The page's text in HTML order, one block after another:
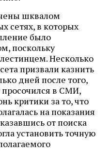
шквалом
сетях, в которых
было
поскольку
Несколько
призвали казнить
дней после того,
просочился в СМИ,
критики за то, что
на показания
от поиска
установить точную